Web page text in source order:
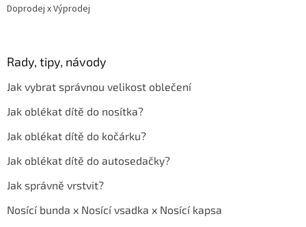
Doprodej x Výprodej
Rady, tipy, návody
Jak vybrat správnou velikost oblečení
Jak oblékat dítě do nosítka?
Jak oblékat dítě do kočárku?
Jak oblékat dítě do autosedačky?
Jak správně vrstvit?
Nosící bunda x Nosící vsadka x Nosící kapsa